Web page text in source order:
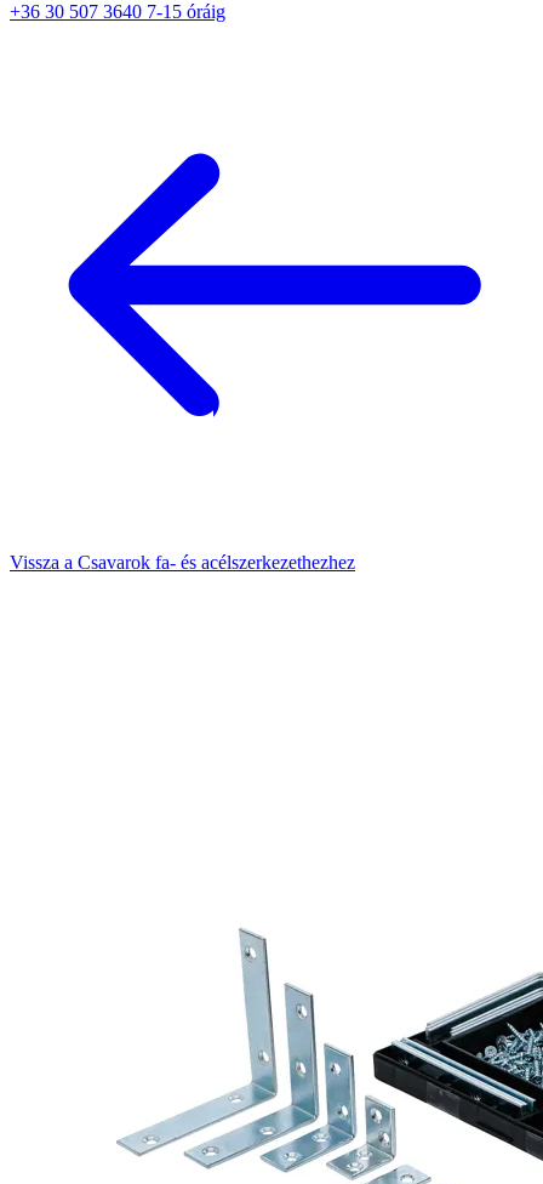
+36 30 507 3640 7-15 óráig
Vissza a Csavarok fa- és acélszerkezethezhez